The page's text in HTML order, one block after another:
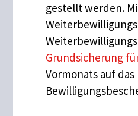
gestellt werden.
Grundsicherung
Vormonats auf